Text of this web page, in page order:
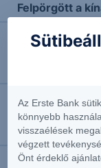
Felpörgött a
2026.06.02.
Megújulásra
2026.05.07.
A vártál
Az Erste Bank
könnyebb
visszaélések
végzett
Önt érdeklő